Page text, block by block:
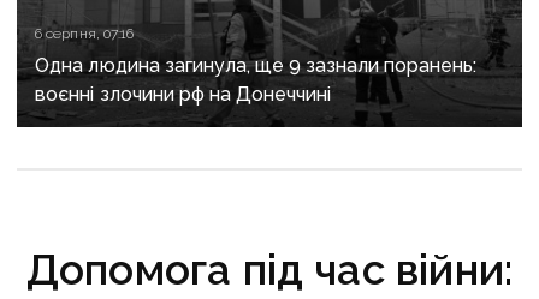
6 серпня, 07:16
Одна людина загинула, ще 9 зазнали поранень:
воєнні злочини рф на Донеччині
Допомога під час війни: